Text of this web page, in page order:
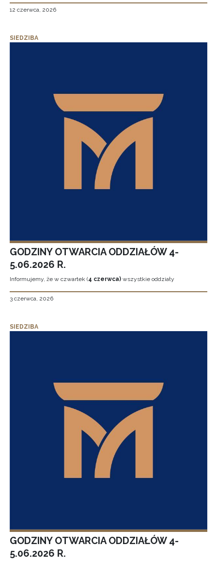
12 czerwca, 2026
SIEDZIBA
GODZINY OTWARCIA ODDZIAŁÓW 4-
5.06.2026 R.
Informujemy, że w czwartek (4 czerwca) wszystkie oddziały
3 czerwca, 2026
SIEDZIBA
GODZINY OTWARCIA ODDZIAŁÓW 4-
5.06.2026 R.